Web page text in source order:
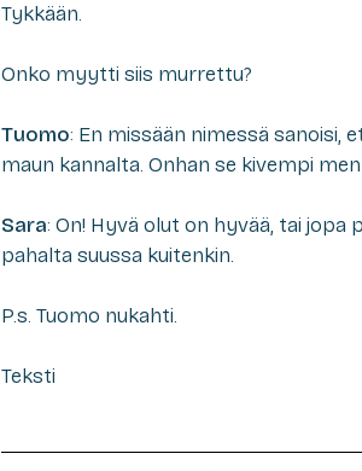
Tykkään.
Onko myytti siis murrettu?
Tuomo: En missään nimessä sanoisi,
maun kannalta. Onhan se kivempi
Sara: On! Hyvä olut on hyvää, tai jopa
pahalta suussa kuitenkin.
P.s. Tuomo nukahti.
Teksti